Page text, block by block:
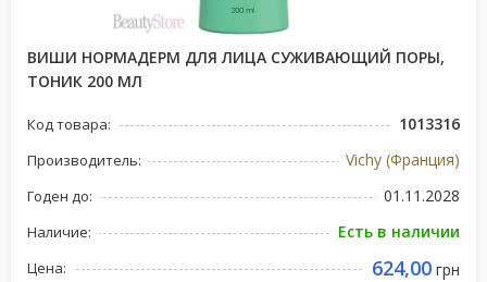
ВИШИ НОРМАДЕРМ ДЛЯ ЛИЦА СУЖИВАЮЩИЙ ПОРЫ,
ТОНИК 200 МЛ
Код товара: 1013316
Производитель: Vichy (Франция)
Годен до: 01.11.2028
Наличие: Есть в наличии
Цена: 624,00 грн